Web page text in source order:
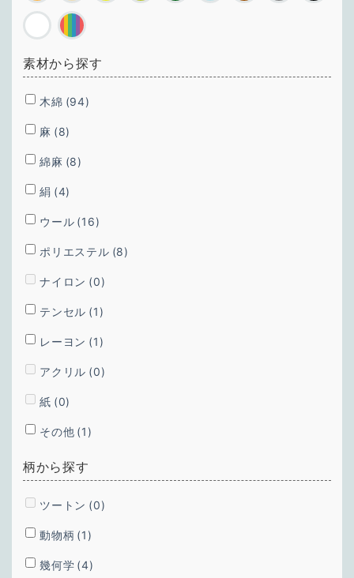
素材から探す
木綿 (94)
麻 (8)
綿麻 (8)
絹 (4)
ウール (16)
ポリエステル (8)
ナイロン (0)
テンセル (1)
レーヨン (1)
アクリル (0)
紙 (0)
その他 (1)
柄から探す
ツートン (0)
動物柄 (1)
幾何学 (4)